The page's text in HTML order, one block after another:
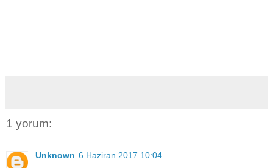
1 yorum:
Unknown 6 Haziran 2017 10:04